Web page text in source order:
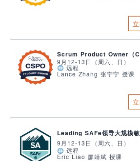
Scrum Product Owner（
9月12-13日（周六、日）
远程
Lance Zhang 张宁宁 授课
Leading SAFe领导大规模
9月12-13日（周六、日）
远程
Eric Liao 廖靖斌 授课